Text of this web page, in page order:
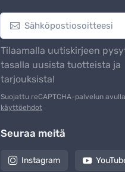
Tilaamalla uutiskirjeen
tasalla uusista tuotteista ja
tarjouksista!
Suojattu reCAPTCHA-palvelun
käyttöehdot
Seuraa meitä
Instagram